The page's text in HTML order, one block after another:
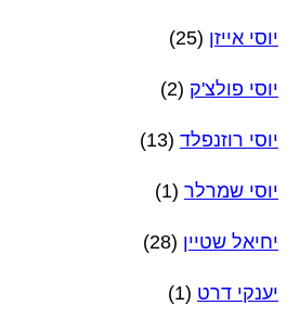
יוסי אייזן (25)
יוסי פולצ'ק (2)
יוסי רוזנפלד (13)
יוסי שמרלר (1)
יחיאל שטיין (28)
יענקי דרט (1)